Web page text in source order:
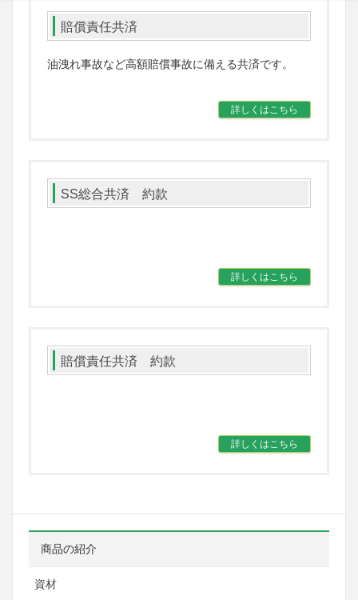
賠償責任共済
油洩れ事故など高額賠償事故に備える共済です。
詳しくはこちら
SS総合共済 約款
詳しくはこちら
賠償責任共済 約款
詳しくはこちら
商品の紹介
資材